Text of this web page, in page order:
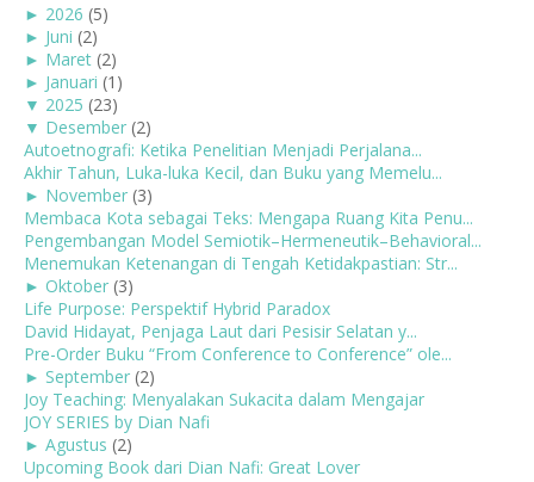
► 2026 (5)
► Juni (2)
► Maret (2)
► Januari (1)
▼ 2025 (23)
▼ Desember (2)
Autoetnografi: Ketika Penelitian Menjadi Perjalana...
Akhir Tahun, Luka-luka Kecil, dan Buku yang Memelu...
► November (3)
Membaca Kota sebagai Teks: Mengapa Ruang Kita Penu...
Pengembangan Model Semiotik–Hermeneutik–Behavioral...
Menemukan Ketenangan di Tengah Ketidakpastian: Str...
► Oktober (3)
Life Purpose: Perspektif Hybrid Paradox
David Hidayat, Penjaga Laut dari Pesisir Selatan y...
Pre-Order Buku “From Conference to Conference” ole...
► September (2)
Joy Teaching: Menyalakan Sukacita dalam Mengajar
JOY SERIES by Dian Nafi
► Agustus (2)
Upcoming Book dari Dian Nafi: Great Lover